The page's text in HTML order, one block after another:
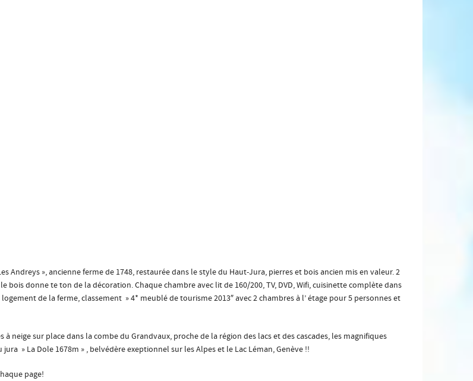
Andreys », ancienne ferme de 1748, restaurée dans le style du Haut-Jura, pierres et bois ancien mis en valeur. 2
bois donne te ton de la décoration. Chaque chambre avec lit de 160/200, TV, DVD, Wifi, cuisinette complète dans
de la ferme, classement » 4* meublé de tourisme 2013″ avec 2 chambres à l’ étage pour 5 personnes et
neige sur place dans la combe du Grandvaux, proche de la région des lacs et des cascades, les magnifiques
» La Dole 1678m » , belvédère exeptionnel sur les Alpes et le Lac Léman, Genève !!
page!